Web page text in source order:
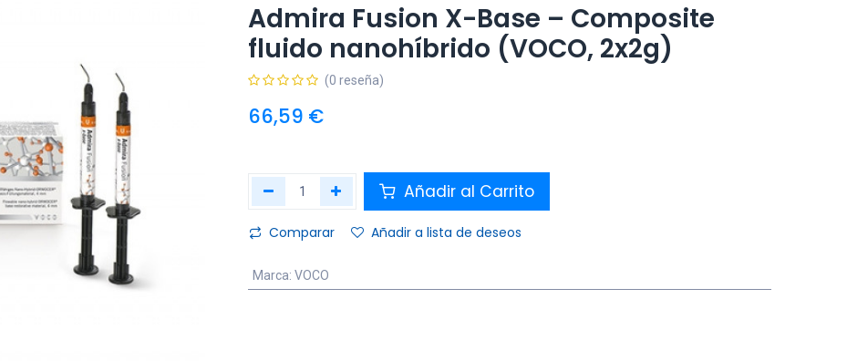
Admira Fusion X-Base – Composite
fluido nanohíbrido (VOCO, 2x2g)
(0 reseña)
66,59 €
Añadir al Carrito
Comparar Añadir a lista de deseos
Marca: VOCO